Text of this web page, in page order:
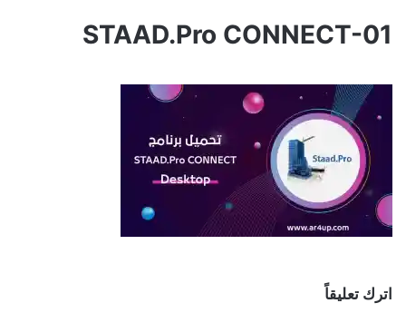
STAAD.Pro CONNECT-01
اترك تعليقاً